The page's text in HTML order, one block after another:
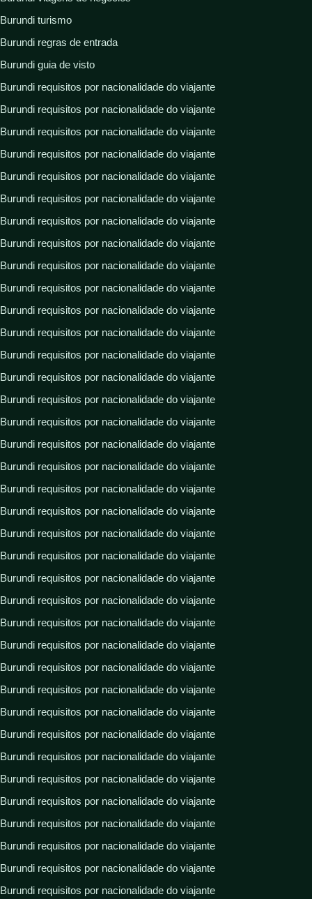
Burundi turismo
Burundi regras de entrada
Burundi guia de visto
Burundi requisitos por nacionalidade do viajante
Burundi requisitos por nacionalidade do viajante
Burundi requisitos por nacionalidade do viajante
Burundi requisitos por nacionalidade do viajante
Burundi requisitos por nacionalidade do viajante
Burundi requisitos por nacionalidade do viajante
Burundi requisitos por nacionalidade do viajante
Burundi requisitos por nacionalidade do viajante
Burundi requisitos por nacionalidade do viajante
Burundi requisitos por nacionalidade do viajante
Burundi requisitos por nacionalidade do viajante
Burundi requisitos por nacionalidade do viajante
Burundi requisitos por nacionalidade do viajante
Burundi requisitos por nacionalidade do viajante
Burundi requisitos por nacionalidade do viajante
Burundi requisitos por nacionalidade do viajante
Burundi requisitos por nacionalidade do viajante
Burundi requisitos por nacionalidade do viajante
Burundi requisitos por nacionalidade do viajante
Burundi requisitos por nacionalidade do viajante
Burundi requisitos por nacionalidade do viajante
Burundi requisitos por nacionalidade do viajante
Burundi requisitos por nacionalidade do viajante
Burundi requisitos por nacionalidade do viajante
Burundi requisitos por nacionalidade do viajante
Burundi requisitos por nacionalidade do viajante
Burundi requisitos por nacionalidade do viajante
Burundi requisitos por nacionalidade do viajante
Burundi requisitos por nacionalidade do viajante
Burundi requisitos por nacionalidade do viajante
Burundi requisitos por nacionalidade do viajante
Burundi requisitos por nacionalidade do viajante
Burundi requisitos por nacionalidade do viajante
Burundi requisitos por nacionalidade do viajante
Burundi requisitos por nacionalidade do viajante
Burundi requisitos por nacionalidade do viajante
Burundi requisitos por nacionalidade do viajante